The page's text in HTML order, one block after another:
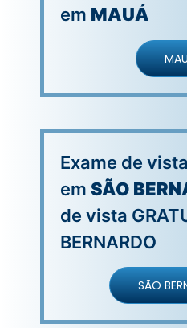
em MAUÁ
Exame de vista
em SÃO
de vista
BERNARDO
SÃO